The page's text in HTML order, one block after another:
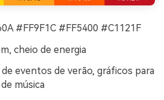
#FF9F1C #FF5400 #C1121F
cheio de energia
eventos de verão, gráficos para
música